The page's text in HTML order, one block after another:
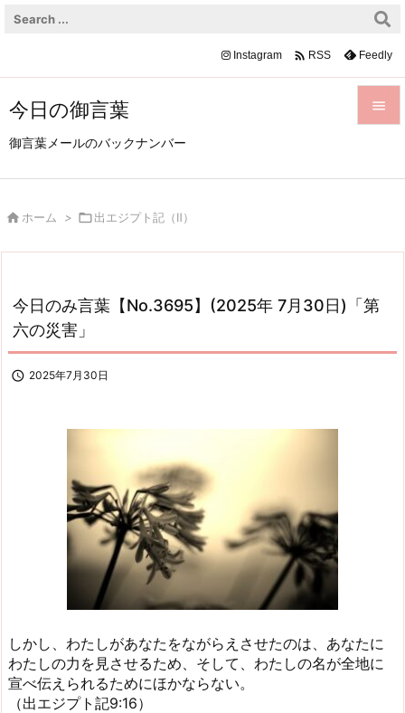
今日の御言葉
御言葉メールのバックナンバー

次へ
検索
Instagram  RSS Feedly
 ホーム > 出エジプト記（Ⅱ）
今日のみ言葉【No.3695】(2025年 7月30日)「第
六の災害」
 2025年7月30日
しかし、わたしがあなたをながらえさせたのは、あなたに
わたしの力を見させるため、そして、わたしの名が全地に
宣べ伝えられるためにほかならない。
（出エジプト記9:16）